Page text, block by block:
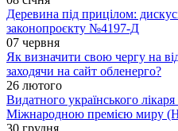
Деревина під прицілом:
законопроєкту №4197-Д
07 червня
Як визначити свою чергу на
заходячи на сайт обленерго?
26 лютого
Видатного українського
Міжнародною премією миру